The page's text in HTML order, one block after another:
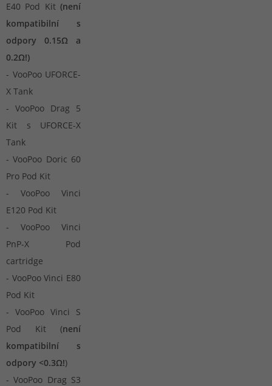
E40 Pod Kit (není
kompatibilní s
odpory 0.15Ω a
0.2Ω!)
- VooPoo UFORCE-
X Tank
- VooPoo Drag 5
Kit s UFORCE-X
Tank
- VooPoo Doric 60
Pro Pod Kit
- VooPoo Vinci
E120 Pod Kit
- VooPoo Vinci
PnP-X Pod
cartridge
- VooPoo Vinci E80
Pod Kit
- VooPoo Vinci S
Pod Kit (není
kompatibilní s
odpory <0.3Ω!)
- VooPoo Drag S3